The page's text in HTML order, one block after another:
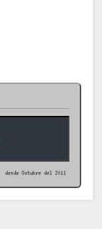
desde Octubre del 2011